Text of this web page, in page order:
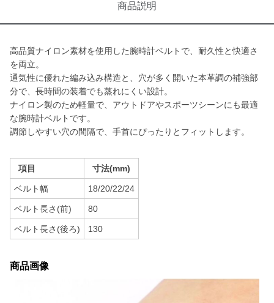
商品説明
高品質ナイロン素材を使用した腕時計ベルトで、耐久性と快適さ
を両立。
通気性に優れた編み込み構造と、穴が多く開いた本革調の補強部
分で、長時間の装着でも蒸れにくい設計。
ナイロン製のため軽量で、アウトドアやスポーツシーンにも最適
な腕時計ベルトです。
調節しやすい穴の間隔で、手首にぴったりとフィットします。
項目 寸法(mm)
ベルト幅 18/20/22/24
ベルト長さ(前) 80
ベルト長さ(後ろ) 130
商品画像